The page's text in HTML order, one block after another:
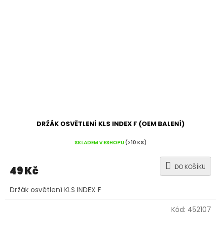
DRŽÁK OSVĚTLENÍ KLS INDEX F (OEM BALENÍ)
SKLADEM V ESHOPU(>10 KS)
49 Kč DO KOŠÍKU
Držák osvětlení KLS INDEX F
Kód: 452107